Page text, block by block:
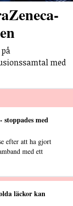
med
med
efter att ha gjort
med ett
läckor kan